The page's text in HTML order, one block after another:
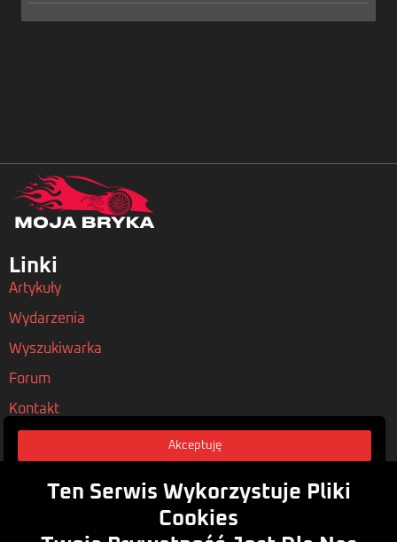
Linki
Artykuły
Wydarzenia
Wyszukiwarka
Forum
Kontakt
Nasze Polityki
Regulamin
Akceptuję
Ten Serwis Wykorzystuje Pliki
Cookies